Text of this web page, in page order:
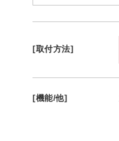
[取付方法]
[機能/他]